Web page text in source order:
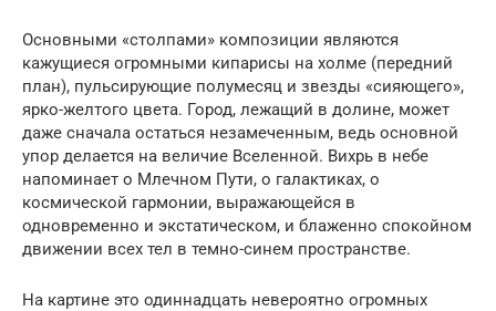
Основными «столпами» композиции являются
кажущиеся огромными кипарисы на холме (передний
план), пульсирующие полумесяц и звезды «сияющего»,
ярко-желтого цвета. Город, лежащий в долине, может
даже сначала остаться незамеченным, ведь основной
упор делается на величие Вселенной. Вихрь в небе
напоминает о Млечном Пути, о галактиках, о
космической гармонии, выражающейся в
одновременно и экстатическом, и блаженно спокойном
движении всех тел в темно-синем пространстве.
На картине это одиннадцать невероятно огромных